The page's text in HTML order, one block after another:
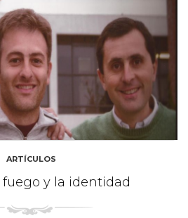
ARTÍCULOS
fuego y la identidad